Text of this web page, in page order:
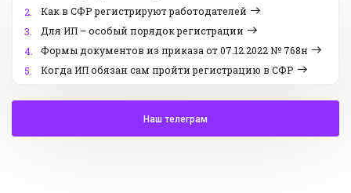
2.
Как в СФР регистрируют работодателей
3.
Для ИП – особый порядок регистрации
4.
Формы документов из приказа от 07.12.2022 № 768н
5.
Когда ИП обязан сам пройти регистрацию в СФР
Наш телеграм